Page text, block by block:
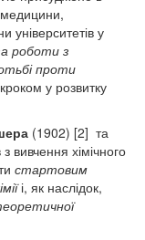
медицини,
університетів у
роботи з
проти
у розвитку
(1902) [2] та
вивчення хімічного
стартовим
і, як наслідок,